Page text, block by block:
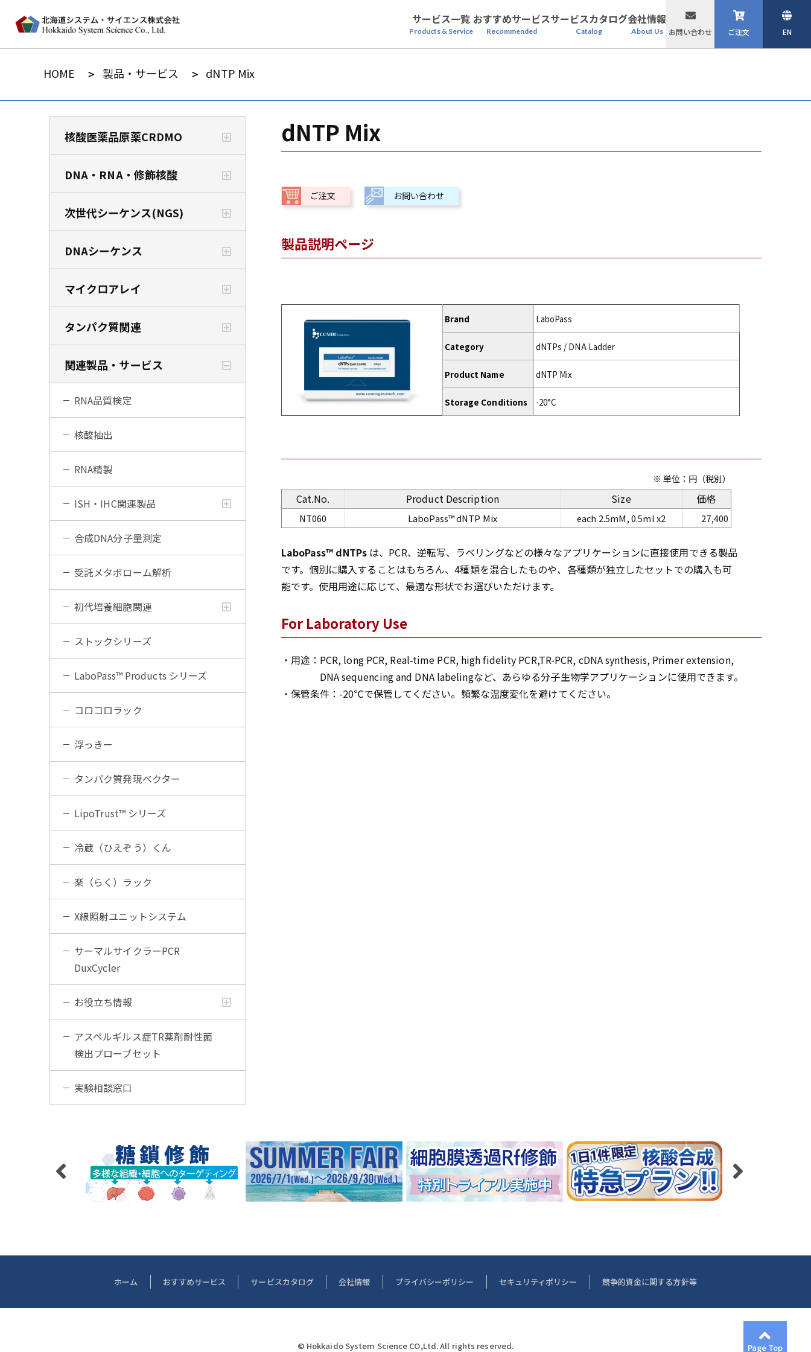
サービス一覧
Products & Service
おすすめサービス
Recommended
サービスカタログ
Catalog
会社情報
About Us お問い合わせ ご注文 EN
HOME 製品・サービス dNTP Mix
核酸医薬品原薬CRDMO
DNA・RNA・修飾核酸
次世代シーケンス(NGS)
DNAシーケンス
マイクロアレイ
タンパク質関連
関連製品・サービス
RNA品質検定
核酸抽出
RNA精製
ISH・IHC関連製品
合成DNA分子量測定
受託メタボローム解析
初代培養細胞関連
ストックシリーズ
LaboPass™ Products シリーズ
コロコロラック
浮っきー
タンパク質発現ベクター
LipoTrust™ シリーズ
冷蔵（ひえぞう）くん
楽（らく）ラック
X線照射ユニットシステム
サーマルサイクラーPCR
DuxCycler
お役立ち情報
アスペルギルス症TR薬剤耐性菌
検出プローブセット
実験相談窓口
dNTP Mix
ご注文 お問い合わせ
製品説明ページ
Brand LaboPass
Category dNTPs / DNA Ladder
Product Name dNTP Mix
Storage Conditions -20°C
※ 単位：円（税別）
Cat.No. Product Description Size 価格
NT060 LaboPass™ dNTP Mix each 2.5mM, 0.5ml x2 27,400
LaboPass™ dNTPs は、PCR、逆転写、ラベリングなどの様々なアプリケーションに直接使用できる製品
です。個別に購入することはもちろん、4種類を混合したものや、各種類が独立したセットでの購入も可
能です。使用用途に応じて、最適な形状でお選びいただけます。
For Laboratory Use
・用途：PCR, long PCR, Real-time PCR, high fidelity PCR,TR-PCR, cDNA synthesis, Primer extension,
DNA sequencing and DNA labelingなど、あらゆる分子生物学アプリケーションに使用できます。
・保管条件：-20℃で保管してください。頻繁な温度変化を避けてください。
Page Top
ホーム おすすめサービス サービスカタログ 会社情報 プライバシーポリシー セキュリティポリシー 競争的資金に関する方針等
© Hokkaido System Science CO,Ltd. All rights reserved.